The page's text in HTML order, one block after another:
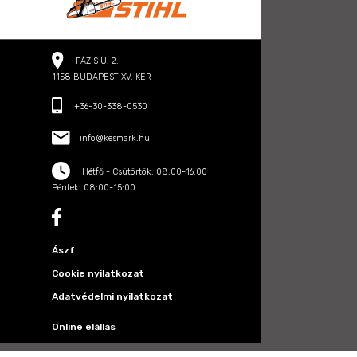
FÁZIS U. 2.
1158 BUDAPEST XV. KER
+36-30-338-0530
info@kesmark.hu
Hétfő - Csütörtök: 08:00-16:00
Péntek: 08:00-15:00
Ászf
Cookie nyilatkozat
Adatvédelmi nyilatkozat
Online elállás